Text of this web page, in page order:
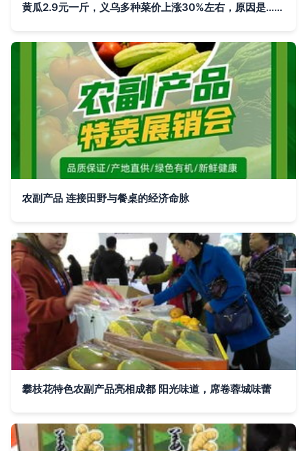
黄瓜2.9元一斤，义乌多种菜价上涨30%左右，原因是……
农副产品 连接田野与餐桌的经济命脉
攀枝花特色农副产品亮相成都 阳光味道，席卷蓉城味蕾